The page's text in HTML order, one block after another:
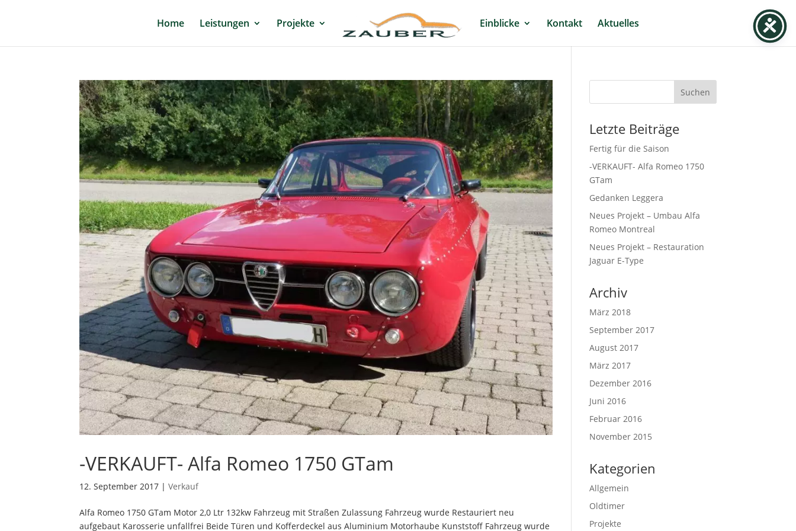
Home Leistungen Projekte Einblicke Kontakt Aktuelles
-VERKAUFT- Alfa Romeo 1750 GTam
12. September 2017 |Verkauf
Alfa Romeo 1750 GTam Motor 2,0 Ltr 132kw Fahrzeug mit Straßen Zulassung Fahrzeug wurde Restauriert neu
aufgebaut Karosserie unfallfrei Beide Türen und Kofferdeckel aus Aluminium Motorhaube Kunststoff Fahrzeug wurde
Letzte Beiträge
Fertig für die Saison
-VERKAUFT- Alfa Romeo 1750
GTam
Gedanken Leggera
Neues Projekt – Umbau Alfa
Romeo Montreal
Neues Projekt – Restauration
Jaguar E-Type
Archiv
März 2018
September 2017
August 2017
März 2017
Dezember 2016
Juni 2016
Februar 2016
November 2015
Kategorien
Allgemein
Oldtimer
Projekte